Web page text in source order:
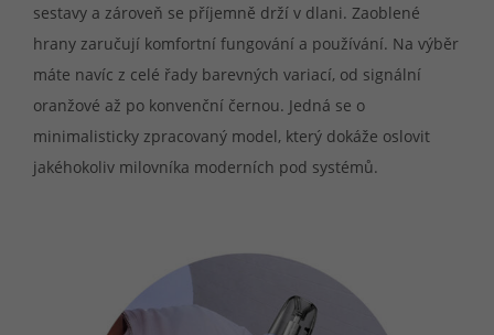
sestavy a zároveň se příjemně drží v dlani. Zaoblené
hrany zaručují komfortní fungování a používání. Na výběr
máte navíc z celé řady barevných variací, od signální
oranžové až po konvenční černou. Jedná se o
minimalisticky zpracovaný model, který dokáže oslovit
jakéhokoliv milovníka moderních pod systémů.